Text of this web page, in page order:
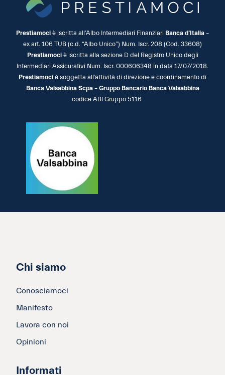
Prestiamoci è iscritta all’Albo Intermediari Finanziari Banca d’Italia –
ex art. 106 TUB (c.d. “Albo Unico”) Num. Iscr. 208 (Cod. 33608)
Prestiamociè iscritta alla sezione D del Registro Unico degli
Intermediari Assicurativi Num. Iscr. 000606348 in data 17/07/2018.
Prestiamoci è soggetta all’attività di direzione e coordinamento di
Banca Valsabbina Scpa – Gruppo Bancario Banca Valsabbina
codice ABI Gruppo 5116
Chi siamo
Conosciamoci
Manifesto
Lavora con noi
Opinioni
Informati